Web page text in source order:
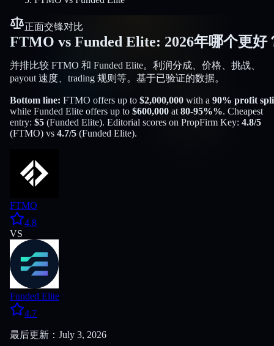
正面交锋对比
FTMO vs Funded Elite: 2026年哪个更好
并排比较 FTMO 和 Funded Elite。利润分成、价格、挑战、
payout 速度、trading 规则等。基于已验证的数据。
Bottom line: FTMO offers up to $2,000,000 with a 90% profit
while Funded Elite offers up to $600,000 at 80-95%%. Cheapest
entry: $5 (Funded Elite). Editorial scores on PropFirm Key: 4.8/5
(FTMO) vs 4.7/5 (Funded Elite).
FTMO
4.8
VS
Funded Elite
4.7
最后更新：July 3, 2026